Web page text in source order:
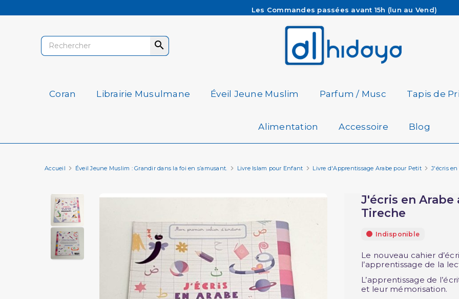
Les Commandes passées avant 15h (lun au Vend)
Besoin d'aide ? Retrouvez notre FAQ
Livraison offerte à partir de 65€ d'achat*

Coran Librairie Musulmane Éveil Jeune Muslim Parfum / Musc Tapis de
Alimentation Accessoire Blog
Accueil Éveil Jeune Muslim : Grandir dans la foi en s’amusant. Livre Islam pour Enfant Livre d'Apprentissage Arabe pour Petit J'écris en
J'écris en Arabe
Tireche
Indisponible
Le nouveau cahier
l’apprentissage de la
L’apprentissage de
et leur mémorisation.